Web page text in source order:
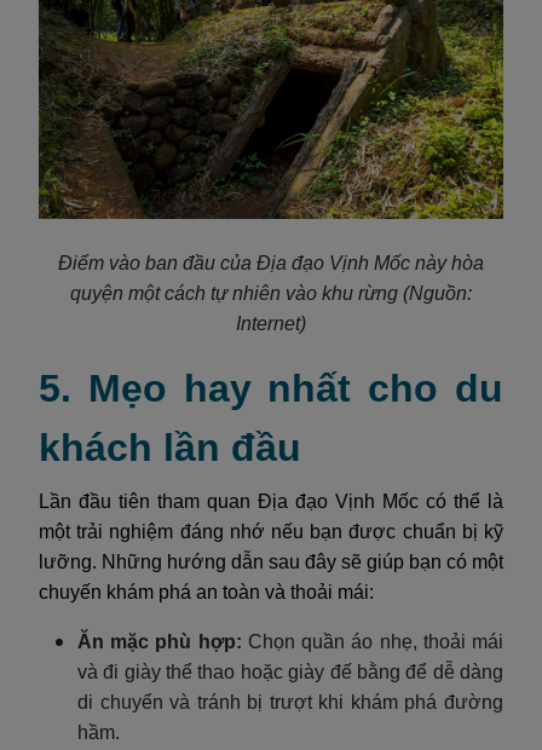
Điểm vào ban đầu của Địa đạo Vịnh Mốc này hòa
quyện một cách tự nhiên vào khu rừng (Nguồn:
Internet)
5. Mẹo hay nhất cho du
khách lần đầu
Lần đầu tiên tham quan Địa đạo Vịnh Mốc có thể là
một trải nghiệm đáng nhớ nếu bạn được chuẩn bị kỹ
lưỡng. Những hướng dẫn sau đây sẽ giúp bạn có một
chuyến khám phá an toàn và thoải mái:
Ăn mặc phù hợp: Chọn quần áo nhẹ, thoải mái
và đi giày thể thao hoặc giày đế bằng để dễ dàng
di chuyển và tránh bị trượt khi khám phá đường
hầm.